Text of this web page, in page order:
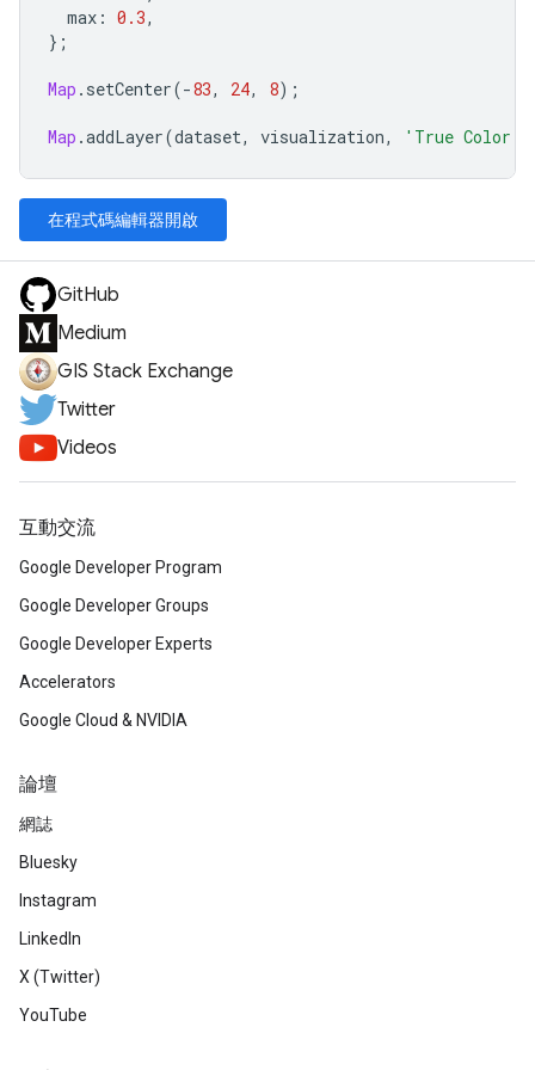
max : 0.3,
};
Map . setCenter(-83, 24, 8);
Map .addLayer(dataset, visualization, 'True Color
在程式碼編輯器開啟
GitHub
Medium
GIS Stack Exchange
Twitter
Videos
互動交流
Google Developer Program
Google Developer Groups
Google Developer Experts
Accelerators
Google Cloud & NVIDIA
論壇
網誌
Bluesky
Instagram
LinkedIn
X (Twitter)
YouTube